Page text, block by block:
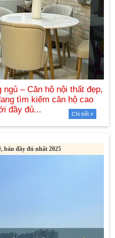
Chi tiết »
bán đầy đủ nhất 2025